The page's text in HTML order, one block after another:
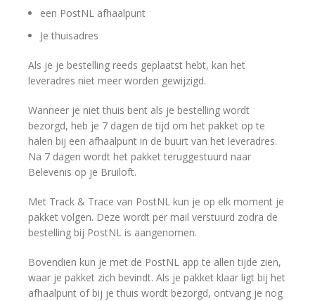
een PostNL afhaalpunt
Je thuisadres
Als je je bestelling reeds geplaatst hebt, kan het
leveradres niet meer worden gewijzigd.
Wanneer je niet thuis bent als je bestelling wordt
bezorgd, heb je 7 dagen de tijd om het pakket op te
halen bij een afhaalpunt in de buurt van het leveradres.
Na 7 dagen wordt het pakket teruggestuurd naar
Belevenis op je Bruiloft.
Met Track & Trace van PostNL kun je op elk moment je
pakket volgen. Deze wordt per mail verstuurd zodra de
bestelling bij PostNL is aangenomen.
Bovendien kun je met de PostNL app te allen tijde zien,
waar je pakket zich bevindt. Als je pakket klaar ligt bij het
afhaalpunt of bij je thuis wordt bezorgd, ontvang je nog